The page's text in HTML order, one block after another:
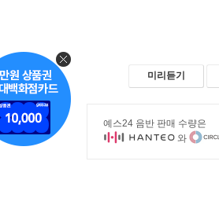
미리듣기
예스24 음반 판매 수량은
와